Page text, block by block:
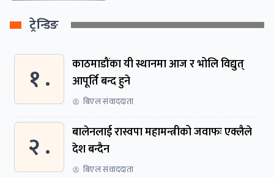
ट्रेन्डिङ
१ .
काठमाडौंका यी स्थानमा आज र भोलि विद्युत्
आपूर्ति बन्द हुने
बिएल संवाददाता
२ .
बालेनलाई रास्वपा महामन्त्रीको जवाफः एक्लैले
देश बन्दैन
बिएल संवाददाता